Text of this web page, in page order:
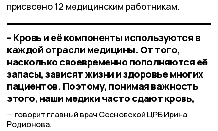
присвоено 12 медицинским работникам.
– Кровь и её компоненты используются в
каждой отрасли медицины. От того,
насколько своевременно пополняются её
запасы, зависят жизни и здоровье многих
пациентов. Поэтому, понимая важность
этого, наши медики часто сдают кровь,
говорит главный врач Сосновской ЦРБ Ирина
Родионова.